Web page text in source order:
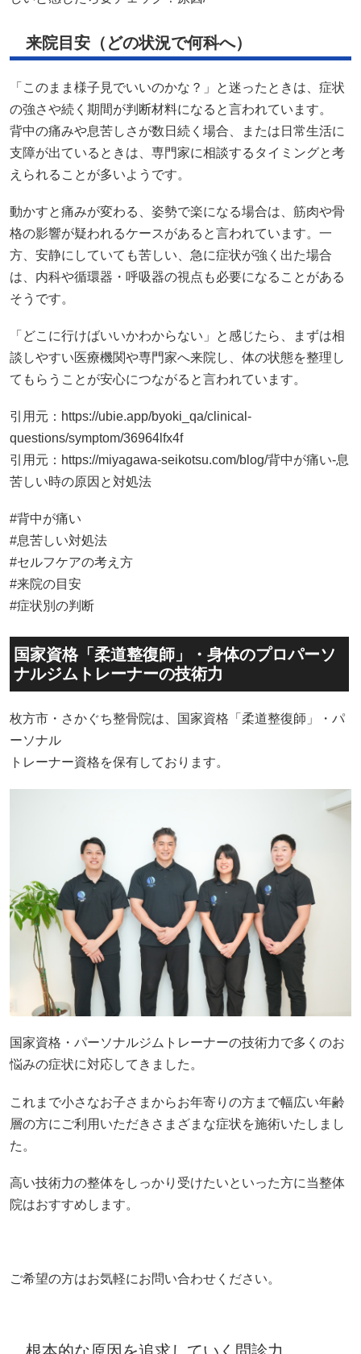
支障が出ているときは、専門家に相談するタイミングと考
えられることが多いようです。
動かすと痛みが変わる、姿勢で楽になる場合は、筋肉や骨
格の影響が疑われるケースがあると言われています。一
方、安静にしていても苦しい、急に症状が強く出た場合
は、内科や循環器・呼吸器の視点も必要になることがある
そうです。
「どこに行けばいいかわからない」と感じたら、まずは相
談しやすい医療機関や専門家へ来院し、体の状態を整理し
てもらうことが安心につながると言われています。
引用元： https://ubie.app/byoki_qa/clinical-
引用元：https://miyagawa-seikotsu.com/blog/背中が痛い-息
苦しい時の原因と対処法
#息苦しい対処法
#セルフケアの考え方
#来院の目安
#症状別の判断
国家資格「柔道整復師」・身体のプロパーソ
ナルジムトレーナーの技術力
枚方市・さかぐち整骨院は、国家資格「柔道整復師」・パ
トレーナー資格を保有しております。
国家資格・パーソナルジムトレーナーの技術力で多くのお
悩みの症状に対応してきました。
これまで小さなお子さまからお年寄りの方まで幅広い年齢
層の方にご利用いただきさまざまな症状を施術いたしまし
高い技術力の整体をしっかり受けたいといった方に当整体
しびれや痛みを感じる箇所を部分的揉んだりしても症状は
大切なことは、しびれや痛みを感じる箇所の根本的な原因